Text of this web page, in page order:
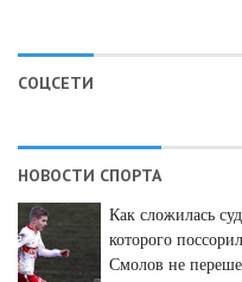
СОЦСЕТИ
НОВОСТИ СПОРТА
Как сложилась
которого
Смолов не